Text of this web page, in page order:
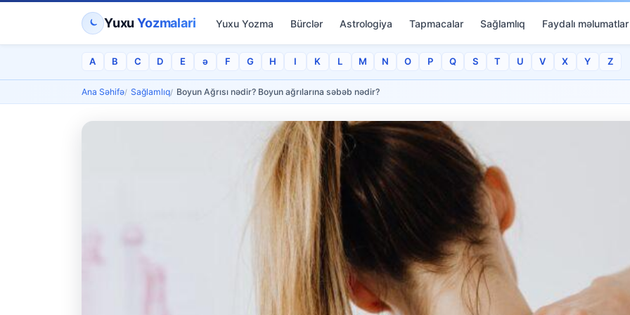
YuxuYozmalari Yuxu Yozma Bürclər Astrologiya Tapmacalar Sağlamlıq Faydalı məlumatlar
A B C D E ə F G H I K L M N O P Q S T U V X Y Z
Ana Səhifə Sağlamlıq Boyun Ağrısı nədir? Boyun ağrılarına səbəb nədir?